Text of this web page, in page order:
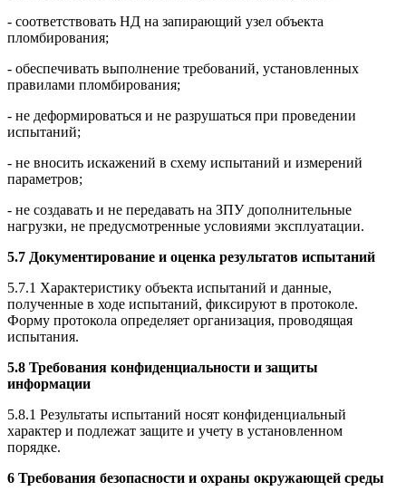
- соответствовать НД на запирающий узел объекта
пломбирования;
- обеспечивать выполнение требований, установленных
правилами пломбирования;
- не деформироваться и не разрушаться при проведении
испытаний;
- не вносить искажений в схему испытаний и измерений
параметров;
- не создавать и не передавать на ЗПУ дополнительные
нагрузки, не предусмотренные условиями эксплуатации.
5.7 Документирование и оценка результатов испытаний
5.7.1 Характеристику объекта испытаний и данные,
полученные в ходе испытаний, фиксируют в протоколе.
Форму протокола определяет организация, проводящая
испытания.
5.8 Требования конфиденциальности и защиты
информации
5.8.1 Результаты испытаний носят конфиденциальный
характер и подлежат защите и учету в установленном
порядке.
6 Требования безопасности и охраны окружающей среды